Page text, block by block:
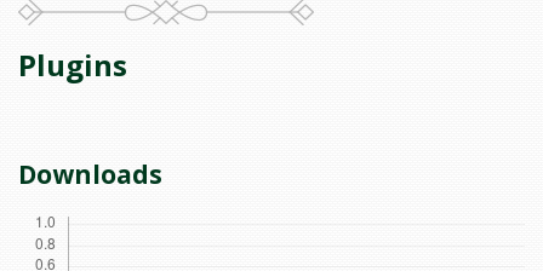
Plugins
Downloads